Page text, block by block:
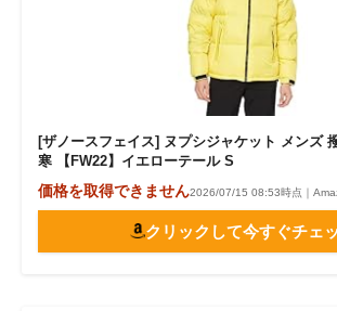
[ザノースフェイス] ヌプシジャケット メンズ
寒 【FW22】イエローテール S
価格を取得できません2026/07/15 08:53時点｜
クリックして今すぐチェ